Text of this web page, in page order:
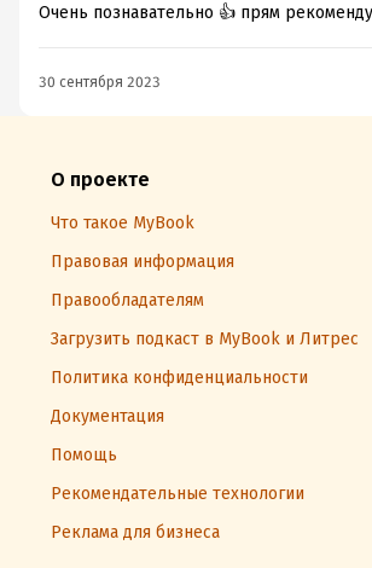
Очень познавательно 👍 прям
30 сентября 2023
О проекте
Что такое MyBook
Правовая информация
Правообладателям
Загрузить подкаст в MyBook и Литрес
Политика конфиденциальности
Документация
Помощь
Рекомендательные технологии
Реклама для бизнеса